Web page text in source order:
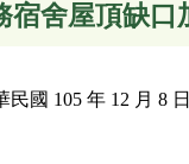
宿舍屋頂缺
國 105 年 12 月 8 日